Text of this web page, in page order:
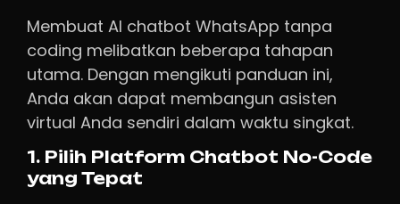
Membuat AI chatbot WhatsApp tanpa
coding melibatkan beberapa tahapan
utama. Dengan mengikuti panduan ini,
Anda akan dapat membangun asisten
virtual Anda sendiri dalam waktu singkat.
1. Pilih Platform Chatbot No-Code
yang Tepat